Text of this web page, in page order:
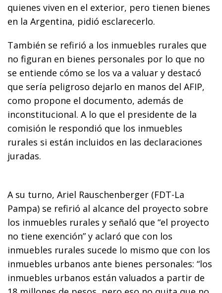
quienes viven en el exterior, pero tienen bienes
en la Argentina, pidió esclarecerlo.
También se refirió a los inmuebles rurales que
no figuran en bienes personales por lo que no
se entiende cómo se los va a valuar y destacó
que sería peligroso dejarlo en manos del AFIP,
como propone el documento, además de
inconstitucional. A lo que el presidente de la
comisión le respondió que los inmuebles
rurales si están incluidos en las declaraciones
juradas.
A su turno, Ariel Rauschenberger (FDT-La
Pampa) se refirió al alcance del proyecto sobre
los inmuebles rurales y señaló que “el proyecto
no tiene exención” y aclaró que con los
inmuebles rurales sucede lo mismo que con los
inmuebles urbanos ante bienes personales: “los
inmuebles urbanos están valuados a partir de